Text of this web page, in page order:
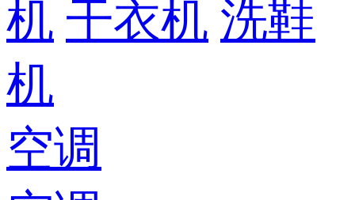
机 干衣机 洗鞋
机
空调